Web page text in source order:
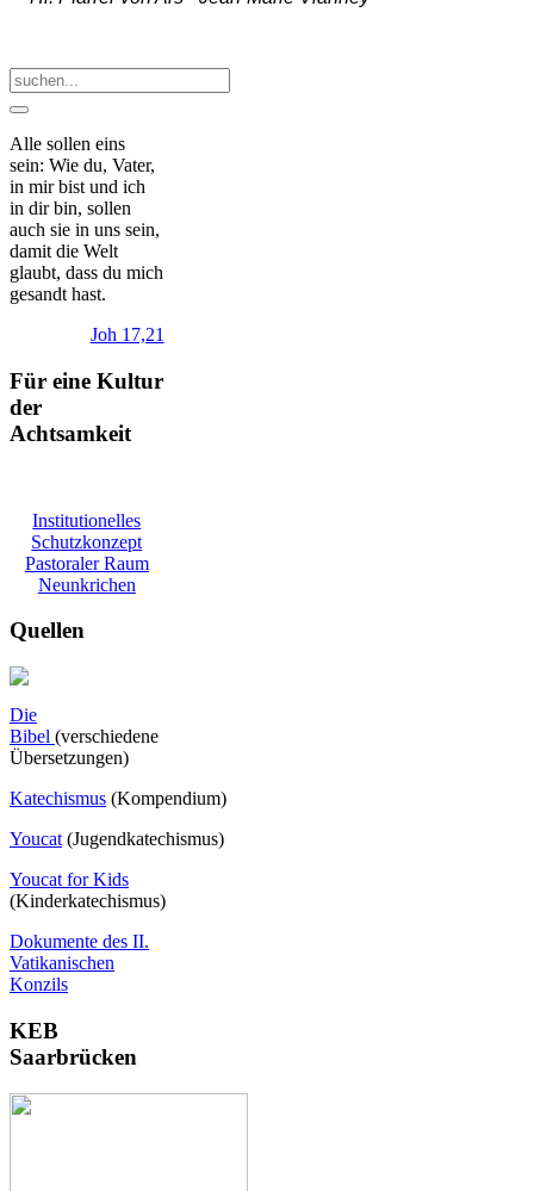
Alle sollen eins
sein: Wie du, Vater,
in mir bist und ich
in dir bin, sollen
auch sie in uns sein,
damit die Welt
glaubt, dass du mich
gesandt hast.
Joh 17,21
Für eine Kultur
der
Achtsamkeit
Institutionelles
Schutzkonzept
Pastoraler Raum
Neunkrichen
Quellen
Die
Bibel (verschiedene
Übersetzungen)
Katechismus (Kompendium)
Youcat (Jugendkatechismus)
Youcat for Kids
(Kinderkatechismus)
Dokumente des II.
Vatikanischen
Konzils
KEB
Saarbrücken